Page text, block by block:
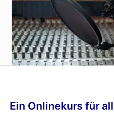
Ein Onlinekurs für